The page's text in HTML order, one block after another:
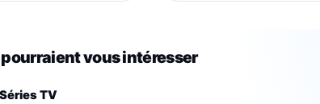
vous intéresser
TV